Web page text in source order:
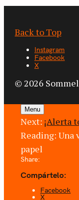
Back to Top
Instagram
Facebook
X
© 2026
Menu
Next: ¡Alerta
Reading: Una
papel
Share:
Compártelo:
Facebook
X